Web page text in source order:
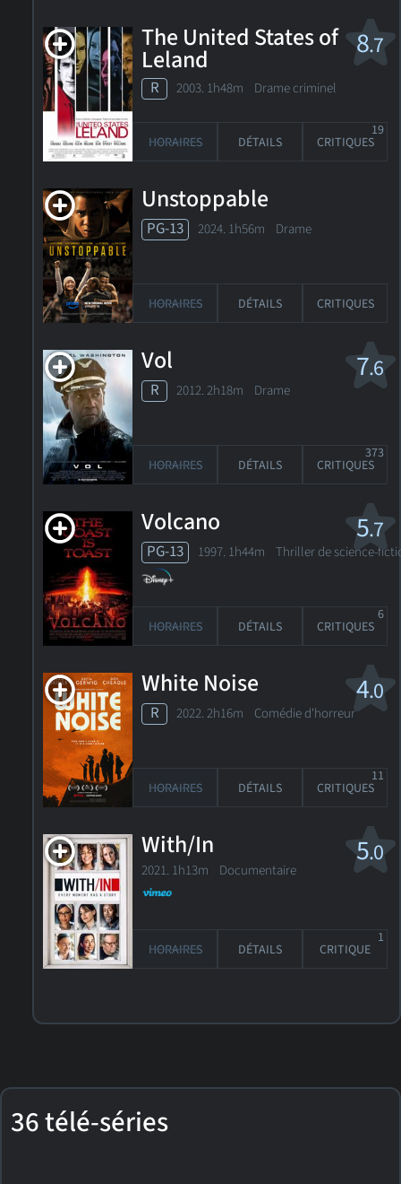
8.7
The United States of
Leland
R 2003. 1h48m Drame criminel
HORAIRES DÉTAILS CRITIQUES
19
Unstoppable
PG-13 2024. 1h56m Drame
HORAIRES DÉTAILS CRITIQUES
7.6
Vol
R 2012. 2h18m Drame
HORAIRES DÉTAILS CRITIQUES
373
5.7
Volcano
PG-13 1997. 1h44m Thriller de science-
HORAIRES DÉTAILS CRITIQUES
6
4.0
White Noise
R 2022. 2h16m Comédie d'horreur
HORAIRES DÉTAILS CRITIQUES
11
5.0
With/In
2021. 1h13m Documentaire
HORAIRES DÉTAILS CRITIQUE
1
36 télé-séries